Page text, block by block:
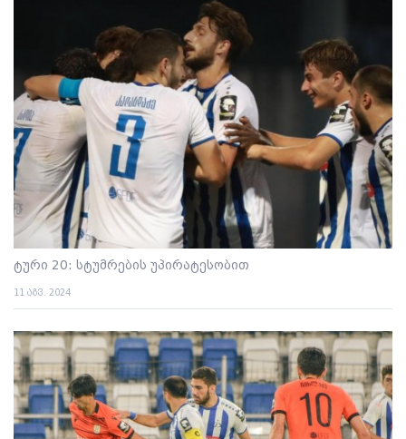
ტური 20: სტუმრების უპირატესობით
11 აგვ. 2024